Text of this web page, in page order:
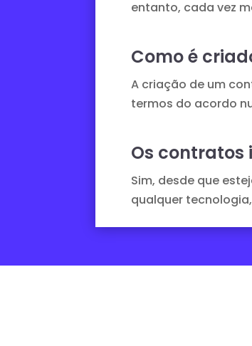
entanto, cada vez
Como é
A criação de um
termos do acordo
Os contratos
Sim, desde que
qualquer